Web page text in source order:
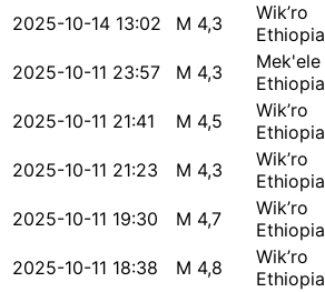
2025-10-14 13:02 M 4,3
Wik’ro
Ethiopia
2025-10-11 23:57 M 4,3
Mek'ele
Ethiopia
2025-10-11 21:41 M 4,5
Wik’ro
Ethiopia
2025-10-11 21:23 M 4,3
Wik’ro
Ethiopia
2025-10-11 19:30 M 4,7
Wik’ro
Ethiopia
2025-10-11 18:38 M 4,8
Wik’ro
Ethiopia